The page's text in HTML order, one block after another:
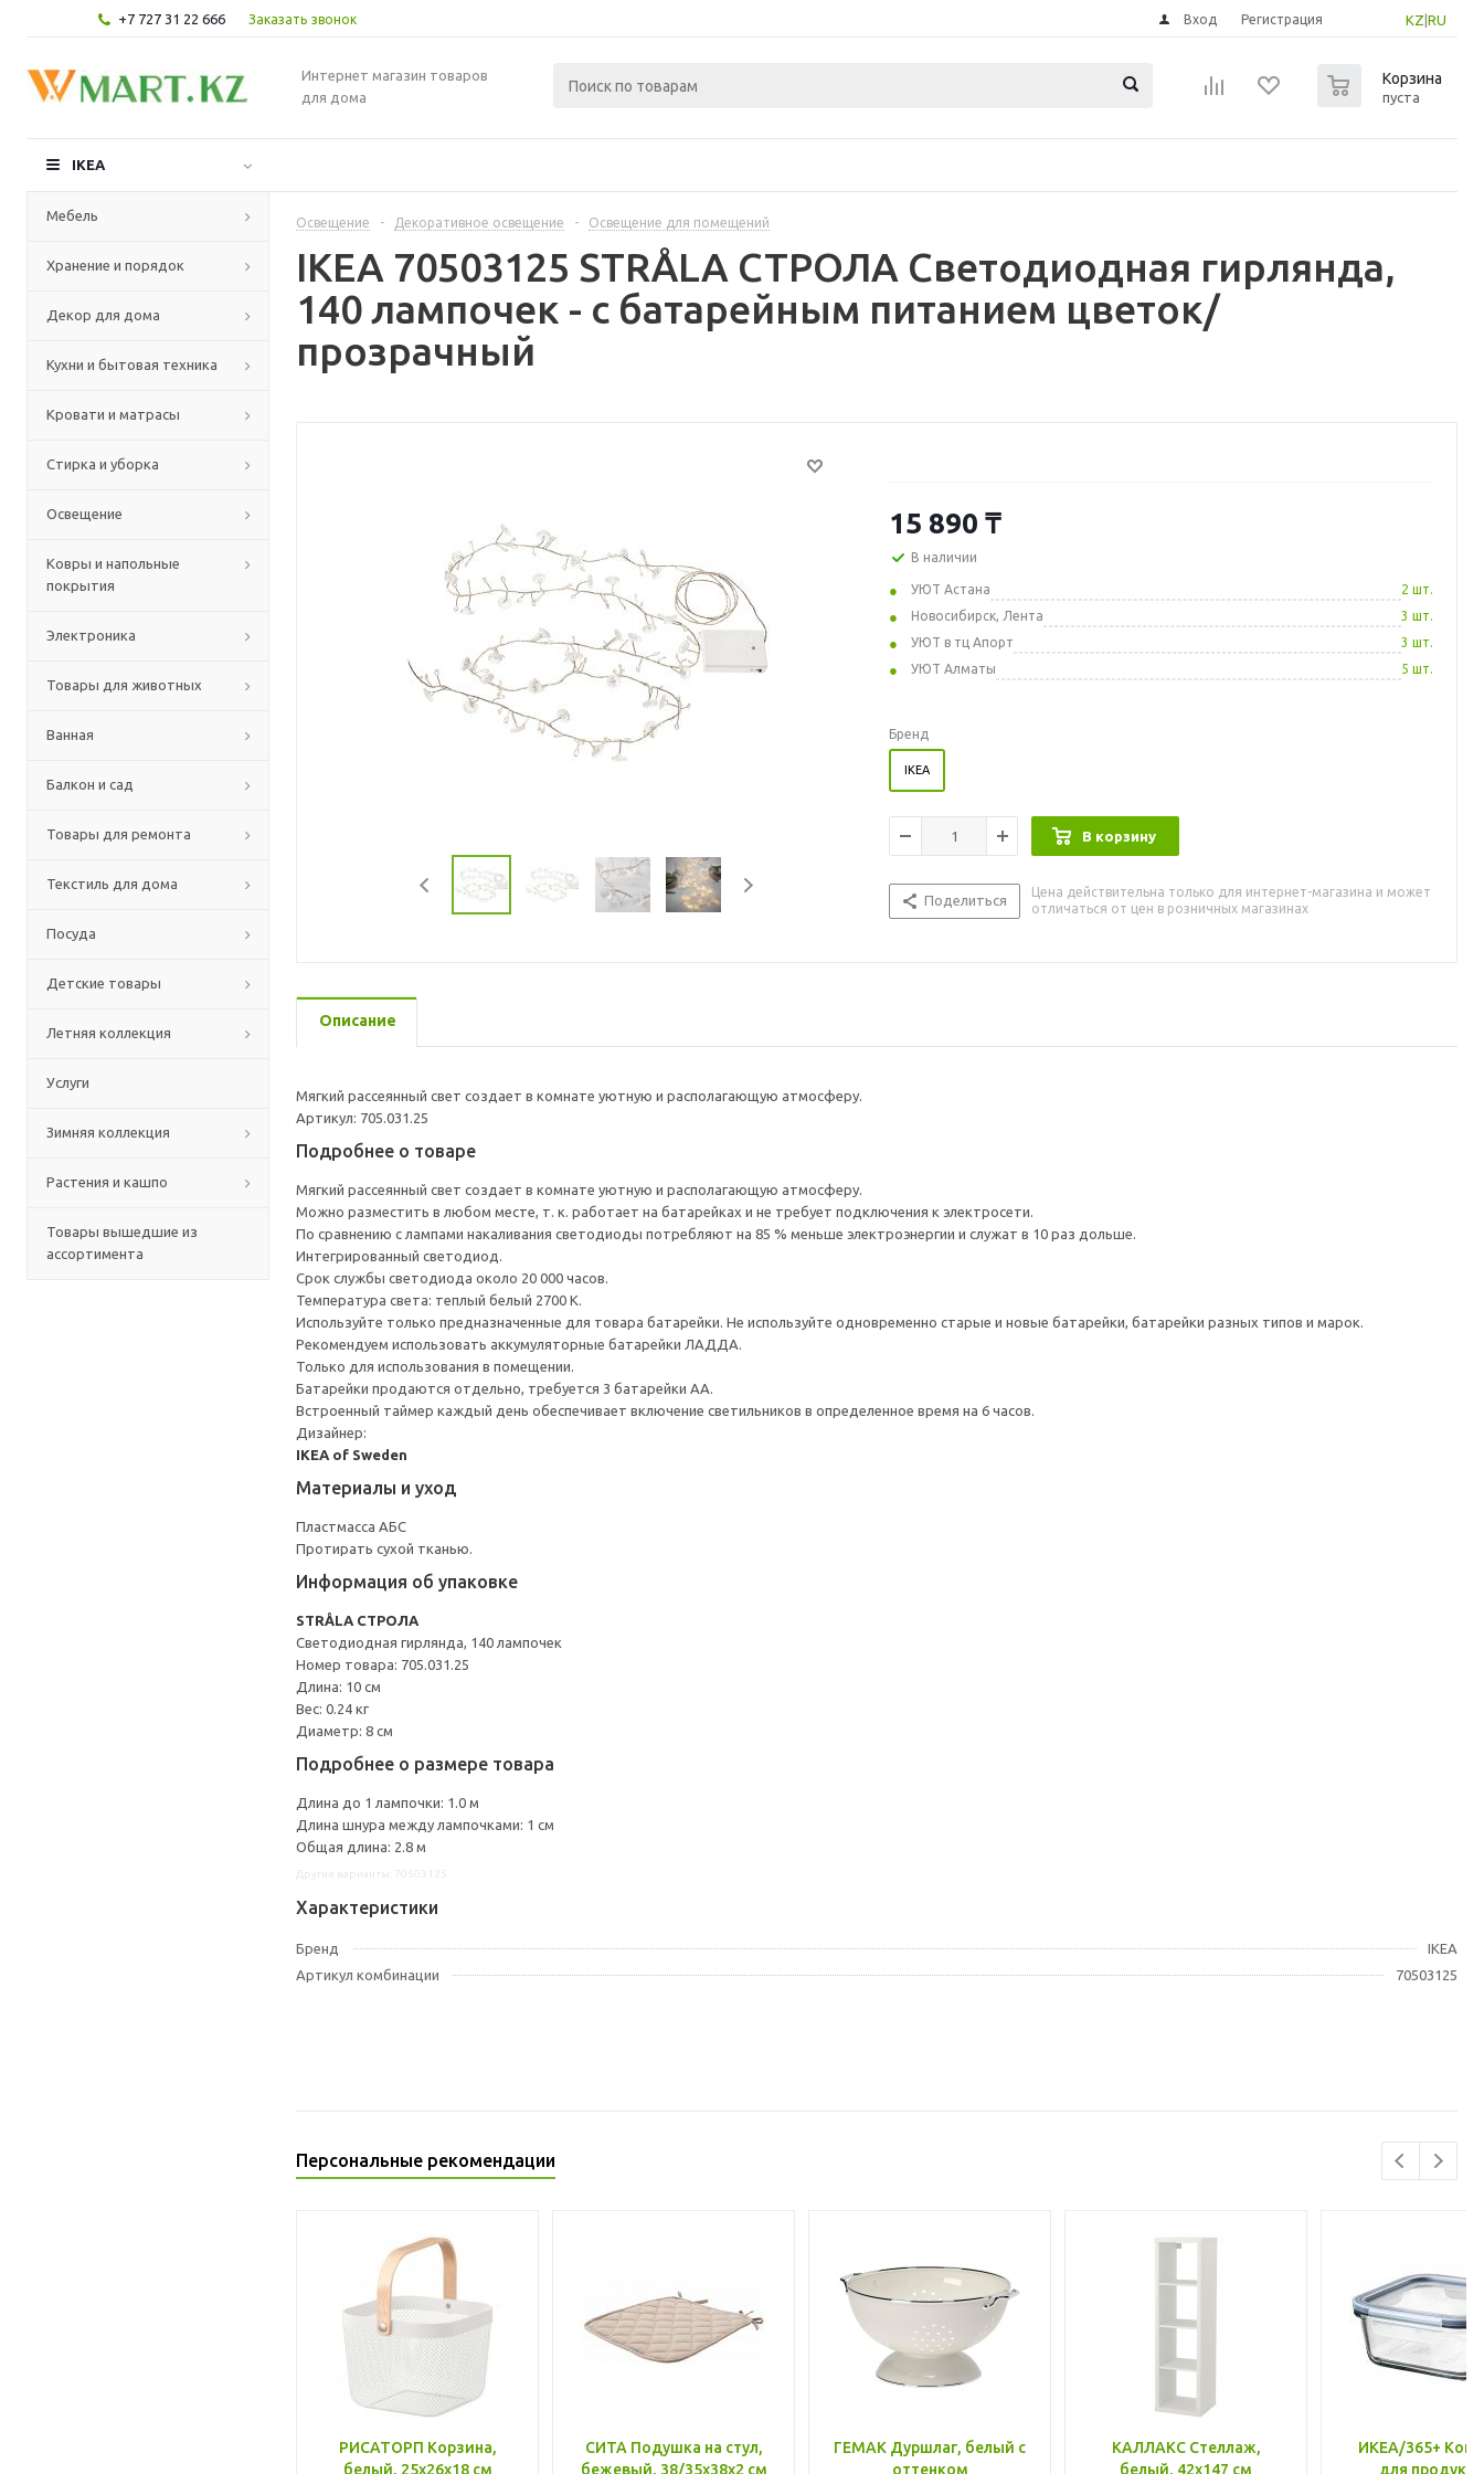
+7 727 31 22 666 Заказать звонок KZ RU
Вход Регистрация
Интернет магазин товаров
для дома
Корзина
пуста
IKEA
Мебель
Хранение и порядок
Декор для дома
Кухни и бытовая техника
Кровати и матрасы
Стирка и уборка
Освещение
Ковры и напольные
покрытия
Электроника
Товары для животных
Ванная
Балкон и сад
Товары для ремонта
Текстиль для дома
Посуда
Детские товары
Летняя коллекция
Услуги
Зимняя коллекция
Растения и кашпо
Товары вышедшие из
ассортимента
Освещение - Декоративное освещение - Освещение для помещений
IKEA 70503125 STRÅLA СТРОЛА Светодиодная гирлянда,
140 лампочек - с батарейным питанием цветок/
прозрачный
15 890 ₸
В наличии
УЮТ Астана
2 шт.
Новосибирск, Лента
3 шт.
УЮТ в тц Апорт
3 шт.
УЮТ Алматы
5 шт.
Бренд
IKEA
В корзину
Поделиться
Цена действительна только для интернет-магазина и может
отличаться от цен в розничных магазинах
Описание
Мягкий рассеянный свет создает в комнате уютную и располагающую атмосферу.
Артикул: 705.031.25
Подробнее о товаре
Мягкий рассеянный свет создает в комнате уютную и располагающую атмосферу.
Можно разместить в любом месте, т. к. работает на батарейках и не требует подключения к электросети.
По сравнению с лампами накаливания светодиоды потребляют на 85 % меньше электроэнергии и служат в 10 раз дольше.
Интегрированный светодиод.
Срок службы светодиода около 20 000 часов.
Температура света: теплый белый 2700 К.
Используйте только предназначенные для товара батарейки. Не используйте одновременно старые и новые батарейки, батарейки разных типов и марок.
Рекомендуем использовать аккумуляторные батарейки ЛАДДА.
Только для использования в помещении.
Батарейки продаются отдельно, требуется 3 батарейки АА.
Встроенный таймер каждый день обеспечивает включение светильников в определенное время на 6 часов.
Дизайнер:
IKEA of Sweden
Материалы и уход
Пластмасса АБС
Протирать сухой тканью.
Информация об упаковке
STRÅLA СТРОЛА
Светодиодная гирлянда, 140 лампочек
Номер товара: 705.031.25
Длина: 10 см
Вес: 0.24 кг
Диаметр: 8 см
Подробнее о размере товара
Длина до 1 лампочки: 1.0 м
Длина шнура между лампочками: 1 см
Общая длина: 2.8 м
Характеристики
Бренд
IKEA
Артикул комбинации
70503125
Персональные рекомендации
РИСАТОРП Корзина,
белый, 25x26x18 см
СИТА Подушка на стул,
бежевый, 38/35x38x2 см
ГЕМАК Дуршлаг, белый с
оттенком
КАЛЛАКС Стеллаж,
белый, 42x147 см
ИКЕА/365+
для